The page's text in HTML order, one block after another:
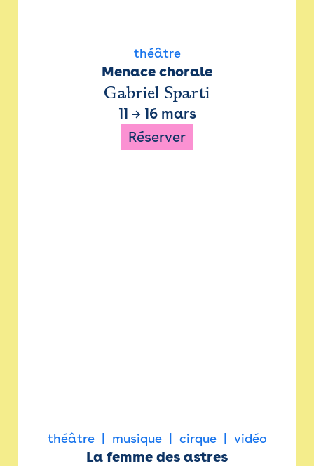
théâtre
Menace chorale
Gabriel Sparti
11 → 16 mars
Réserver
théâtre musique cirque vidéo
La femme des astres